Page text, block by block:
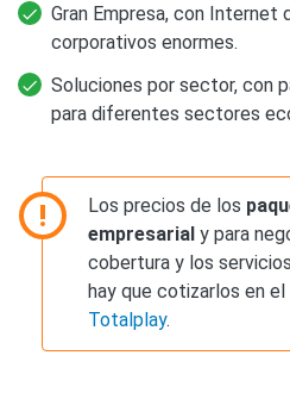
Gran Empresa, con Internet
corporativos enormes.
Soluciones por sector, con
para diferentes sectores
Los precios de los
empresarial y para
cobertura y los
hay que cotizarlos en el
Totalplay.